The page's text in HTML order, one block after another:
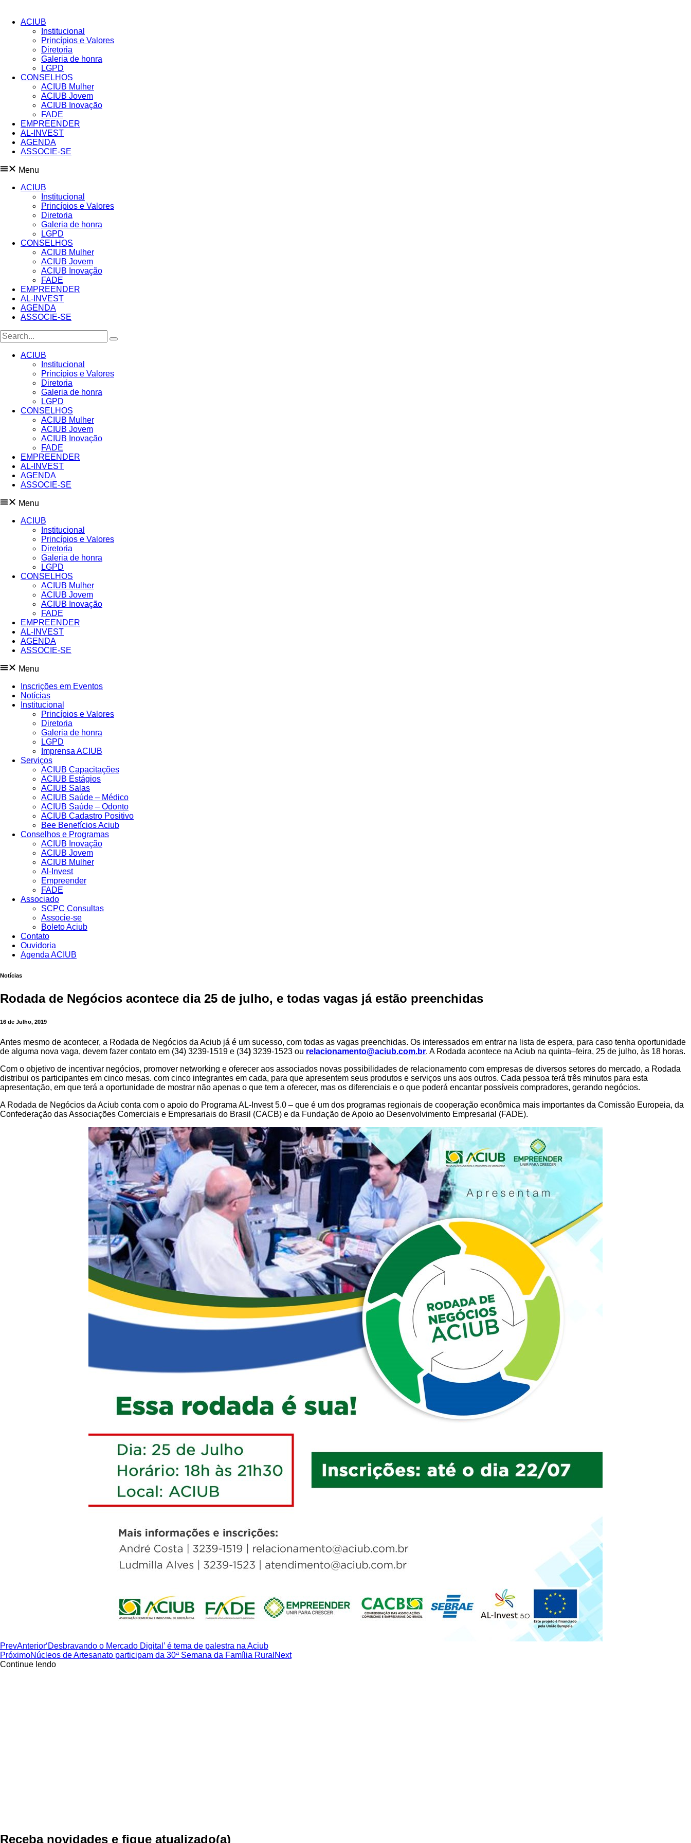
conteúdo
ACIUB
Institucional
Princípios e Valores​
Diretoria
Galeria de honra
LGPD
CONSELHOS
ACIUB Mulher
ACIUB Jovem
ACIUB Inovação
FADE
EMPREENDER
AL-INVEST
AGENDA
ASSOCIE-SE
Menu
ACIUB
Institucional
Princípios e Valores​
Diretoria
Galeria de honra
LGPD
CONSELHOS
ACIUB Mulher
ACIUB Jovem
ACIUB Inovação
FADE
EMPREENDER
AL-INVEST
AGENDA
ASSOCIE-SE
ACIUB
Institucional
Princípios e Valores​
Diretoria
Galeria de honra
LGPD
CONSELHOS
ACIUB Mulher
ACIUB Jovem
ACIUB Inovação
FADE
EMPREENDER
AL-INVEST
AGENDA
ASSOCIE-SE
Menu
ACIUB
Institucional
Princípios e Valores​
Diretoria
Galeria de honra
LGPD
CONSELHOS
ACIUB Mulher
ACIUB Jovem
ACIUB Inovação
FADE
EMPREENDER
AL-INVEST
AGENDA
ASSOCIE-SE
Menu
Inscrições em Eventos
Notícias
Institucional
Princípios e Valores​
Diretoria
Galeria de honra
LGPD
Imprensa ACIUB
Serviços
ACIUB Capacitações
ACIUB Estágios
ACIUB Salas
ACIUB Saúde – Médico
ACIUB Saúde – Odonto
ACIUB Cadastro Positivo
Bee Benefícios Aciub
Conselhos e Programas
ACIUB Inovação
ACIUB Jovem
ACIUB Mulher
Al-Invest
Empreender
FADE
Associado
SCPC Consultas
Associe-se
Boleto Aciub
Contato
Ouvidoria
Agenda ACIUB
Notícias
Rodada de Negócios acontece dia 25 de julho, e todas vagas já estão preenchidas
16 de Julho, 2019
Antes mesmo de acontecer, a Rodada de Negócios da Aciub já é um sucesso, com todas as vagas preenchidas. Os interessados em entrar na lista de espera, para caso tenha oportunidade
de alguma nova vaga, devem fazer contato em (34) 3239-1519 e (34) 3239-1523 ou relacionamento@aciub.com.br. A Rodada acontece na Aciub na quinta–feira, 25 de julho, às 18 horas.
Com o objetivo de incentivar negócios, promover networking e oferecer aos associados novas possibilidades de relacionamento com empresas de diversos setores do mercado, a Rodada
distribui os participantes em cinco mesas. com cinco integrantes em cada, para que apresentem seus produtos e serviços uns aos outros. Cada pessoa terá três minutos para esta
apresentação, em que terá a oportunidade de mostrar não apenas o que tem a oferecer, mas os diferenciais e o que poderá encantar possíveis compradores, gerando negócios.
A Rodada de Negócios da Aciub conta com o apoio do Programa AL-Invest 5.0 – que é um dos programas regionais de cooperação econômica mais importantes da Comissão Europeia, da
Confederação das Associações Comerciais e Empresariais do Brasil (CACB) e da Fundação de Apoio ao Desenvolvimento Empresarial (FADE).
PrevAnterior‘Desbravando o Mercado Digital’ é tema de palestra na Aciub
PróximoNúcleos de Artesanato participam da 30ª Semana da Família Rural Next
Continue lendo
Receba novidades e fique atualizado(a)